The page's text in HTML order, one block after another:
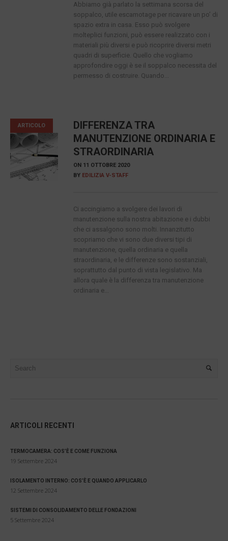
Abbiamo già parlato la settimana scorsa del
soppalco, utile escamotage per ricavare un po’ di
spazio extra in casa. Esso può svolgere
molteplici funzioni, può essere realizzato con i
materiali più diversi e può ricoprire diversi metri
quadri di superficie. Quello che vogliamo
approfondire oggi è se il soppalco necessita del
permesso di costruire. Quando...
ARTICOLO
DIFFERENZA TRA
MANUTENZIONE ORDINARIA E
STRAORDINARIA
ON 11 OTTOBRE 2020
BY EDILIZIA V-STAFF
Ci accingiamo a svolgere dei lavori di
manutenzione sulla nostra abitazione e i dubbi
che ci assalgono sono molti. Innanzitutto
scopriamo che vi sono due diversi tipi di
manutenzione, quella ordinaria e quella
straordinaria, e le differenze sono sostanziali,
soprattutto dal punto di vista legislativo. Ma
allora quale è la differenza tra manutenzione
ordinaria e...
ARTICOLI RECENTI
TERMOCAMERA: COS’È E COME FUNZIONA
19 Settembre 2024
ISOLAMENTO INTERNO: COS’È E QUANDO APPLICARLO
12 Settembre 2024
SISTEMI DI CONSOLIDAMENTO DELLE FONDAZIONI
5 Settembre 2024